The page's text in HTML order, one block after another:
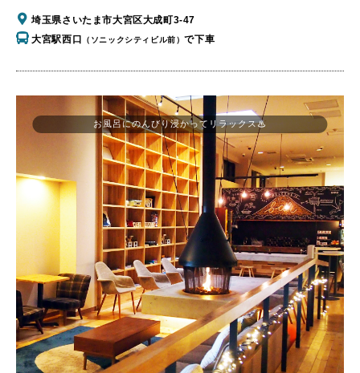
埼玉県さいたま市大宮区大成町3-47
大宮駅西口
（ソニックシティビル前）で下車
お風呂にのんびり浸かってリラックス♨